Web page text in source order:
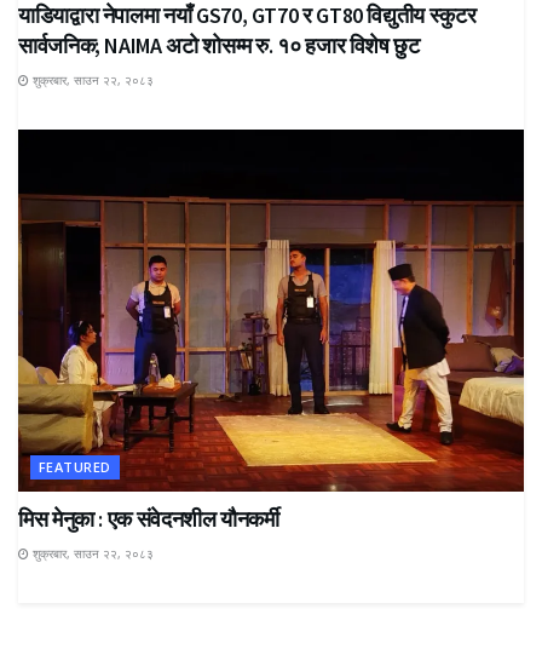
याडियाद्वारा नेपालमा नयाँ GS70, GT70 र GT80 विद्युतीय स्कुटर
सार्वजनिक; NAIMA अटो शोसम्म रु. १० हजार विशेष छुट
शुक्रबार, साउन २२, २०८३
FEATURED
मिस मेनुका : एक संवेदनशील यौनकर्मी
शुक्रबार, साउन २२, २०८३